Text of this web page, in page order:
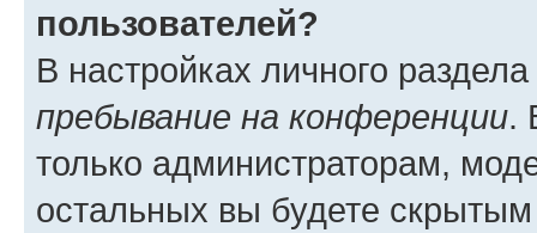
пользователей?
В настройках личного
пребывание на конференции.
только администраторам,
остальных вы будете